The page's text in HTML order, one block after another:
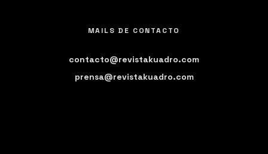
MAILS DE CONTACTO
contacto@revistakuadro.com
prensa@revistakuadro.com